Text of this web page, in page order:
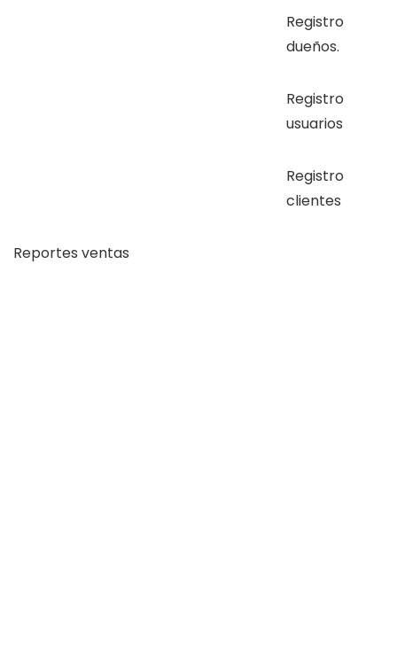
Registro
dueños.
Registro
usuarios
Registro
clientes
Reportes ventas